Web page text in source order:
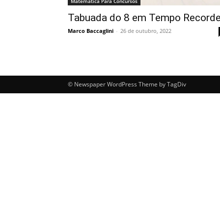
Tabuada do 8 em Tempo
Marco Baccaglini - 26 de outubro, 2022
© Newspaper WordPress Theme by TagDiv